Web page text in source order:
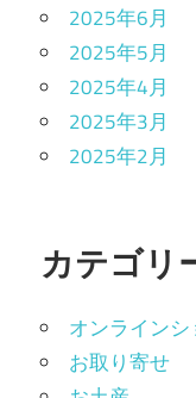
2025年6月
2025年5月
2025年4月
2025年3月
2025年2月
カテゴリ
オンライン
お取り寄せ